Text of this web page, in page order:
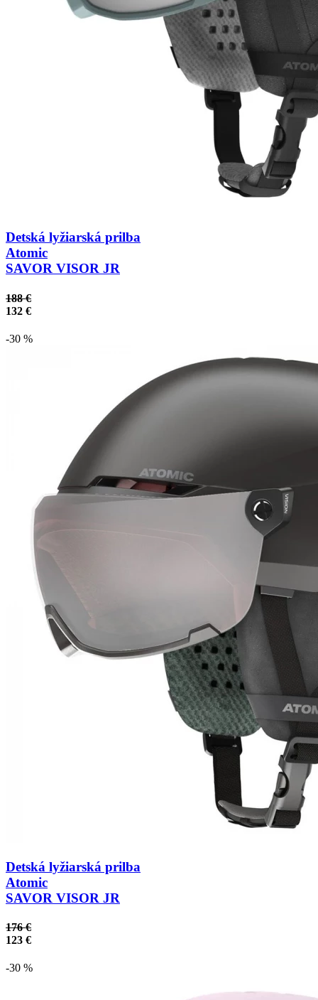
Detská lyžiarská prilba
Atomic
SAVOR VISOR JR
188 €
132 €
-30 %
Detská lyžiarská prilba
Atomic
SAVOR VISOR JR
176 €
123 €
-30 %